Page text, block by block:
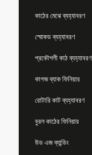
কাঠের মেঝে ব্যহ্যাবরণ
স্মোকড ব্যহ্যাবরণ
প্রকৌশলী কাঠ ব্যহ্যাবরণ
কাগজ ব্যাক ফিনিয়ার
রোটারি কাট ব্যহ্যাবরণ
বুরল কাঠের ফিনিয়ার
উড এজ ব্যান্ডিং